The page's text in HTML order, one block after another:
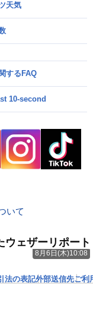
天気
するFAQ
10-second
いて
ウェザーリポート
8月6日(木)10:08
法の表記外部送信先ご利